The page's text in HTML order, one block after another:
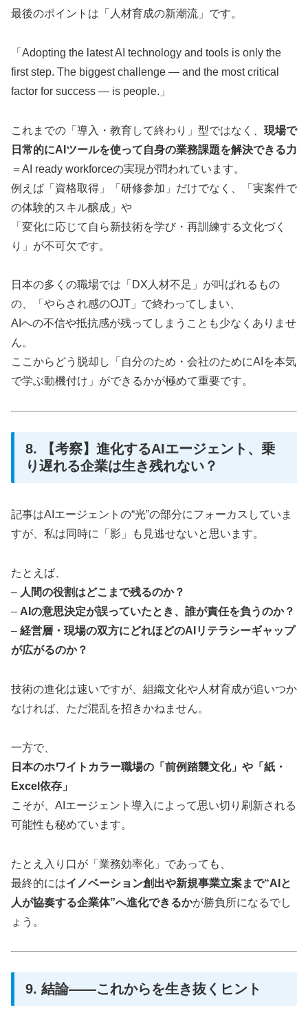
最後のポイントは「人材育成の新潮流」です。
「Adopting the latest AI technology and tools is only the
first step. The biggest challenge — and the most critical
factor for success — is people.」
これまでの「導入・教育して終わり」型ではなく、 現場で
日常的にAIツールを使って自身の業務課題を解決できる力
＝AI ready workforceの実現が問われています。
例えば「資格取得」「研修参加」だけでなく、「実案件で
の体験的スキル醸成」や
「変化に応じて自ら新技術を学び・再訓練する文化づく
り」が不可欠です。
日本の多くの職場では「DX人材不足」が叫ばれるもの
の、「やらされ感のOJT」で終わってしまい、
AIへの不信や抵抗感が残ってしまうことも少なくありませ
ん。
ここからどう脱却し「自分のため・会社のためにAIを本気
で学ぶ動機付け」ができるかが極めて重要です。
8. 【考察】進化するAIエージェント、乗
り遅れる企業は生き残れない？
記事はAIエージェントの“光”の部分にフォーカスしていま
すが、私は同時に「影」も見逃せないと思います。
たとえば、
– 人間の役割はどこまで残るのか？
– AIの意思決定が誤っていたとき、誰が責任を負うのか？
– 経営層・現場の双方にどれほどのAIリテラシーギャップ
が広がるのか？
技術の進化は速いですが、組織文化や人材育成が追いつか
なければ、ただ混乱を招きかねません。
一方で、
日本のホワイトカラー職場の「前例踏襲文化」や「紙・
Excel依存」
こそが、AIエージェント導入によって思い切り刷新される
可能性も秘めています。
たとえ入り口が「業務効率化」であっても、
最終的にはイノベーション創出や新規事業立案まで“AIと
人が協奏する企業体”へ進化できるかが勝負所になるでし
ょう。
9. 結論――これからを生き抜くヒント